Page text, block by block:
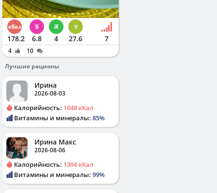
178.2 6.8 4 27.6 7
4
10
Лучшие рационы
Ирина
2026-08-03
Калорийность: 1048 кКал
Витамины и минералы: 85%
Ирина Макс
2026-08-06
Калорийность: 1394 кКал
Витамины и минералы: 99%